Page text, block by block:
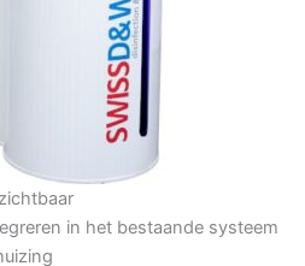
in het bestaande systeem